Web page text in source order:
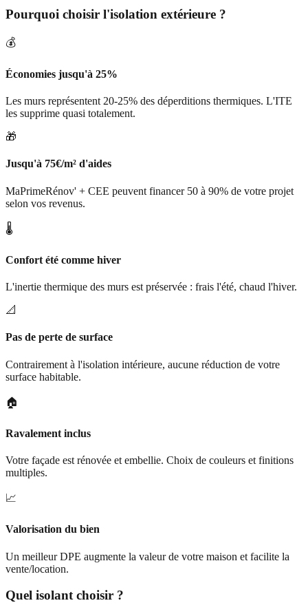
Pourquoi choisir l'isolation extérieure ?
💰
Économies jusqu'à 25%
Les murs représentent 20-25% des déperditions thermiques. L'ITE
les supprime quasi totalement.
🎁
Jusqu'à 75€/m² d'aides
MaPrimeRénov' + CEE peuvent financer 50 à 90% de votre projet
selon vos revenus.
🌡️
Confort été comme hiver
L'inertie thermique des murs est préservée : frais l'été, chaud l'hiver.
📐
Pas de perte de surface
Contrairement à l'isolation intérieure, aucune réduction de votre
surface habitable.
🏠
Ravalement inclus
Votre façade est rénovée et embellie. Choix de couleurs et finitions
multiples.
📈
Valorisation du bien
Un meilleur DPE augmente la valeur de votre maison et facilite la
vente/location.
Quel isolant choisir ?